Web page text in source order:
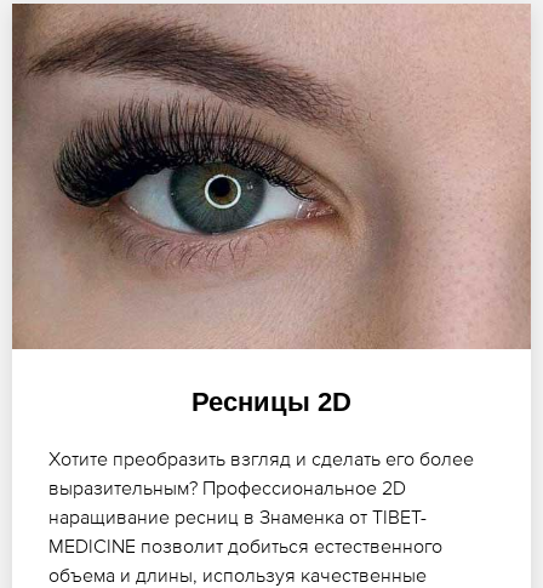
Ресницы 2D
Хотите преобразить взгляд и сделать его более
выразительным? Профессиональное 2D
наращивание ресниц в Знаменка от TIBET-
MEDICINE позволит добиться естественного
объема и длины, используя качественные